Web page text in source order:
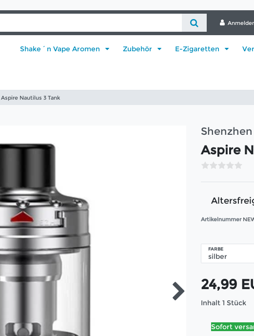
Shake´n Vape Aromen Zubehör E-Zigaretten
Aspire Nautilus 3 Tank
Aspire
Artikelnummer
FARBE
24,99
Inhalt 1 Stück
Sofort